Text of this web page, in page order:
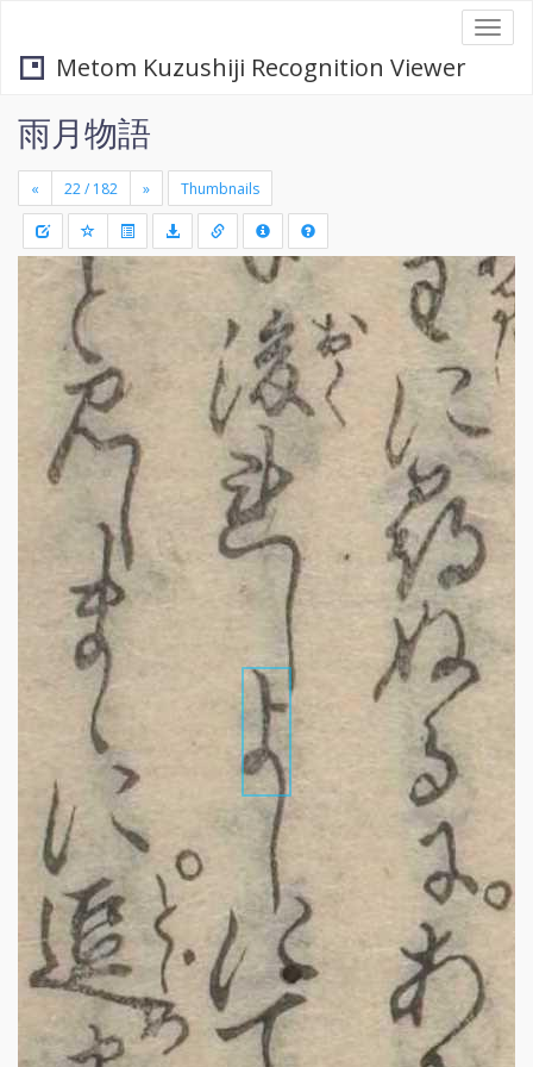
Metom Kuzushiji Recognition Viewer
雨月物語
« » Thumbnails
+
Draw